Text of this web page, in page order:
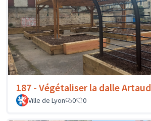
187 - Végétaliser la dalle Artaud
Ville de Lyon
0 0